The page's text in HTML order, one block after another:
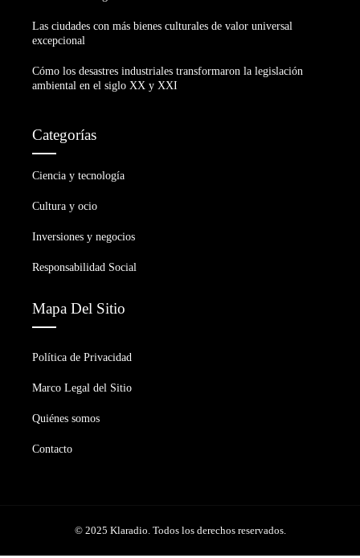
Las ciudades con más bienes culturales de valor universal
excepcional
Cómo los desastres industriales transformaron la legislación
ambiental en el siglo XX y XXI
Categorías
Ciencia y tecnología
Cultura y ocio
Inversiones y negocios
Responsabilidad Social
Mapa Del Sitio
Política de Privacidad
Marco Legal del Sitio
Quiénes somos
Contacto
© 2025 Klaradio. Todos los derechos reservados.